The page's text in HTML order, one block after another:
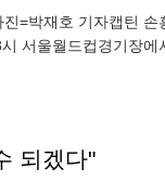
=박재호 기자캡틴
서울월드컵경기장에
되겠다"